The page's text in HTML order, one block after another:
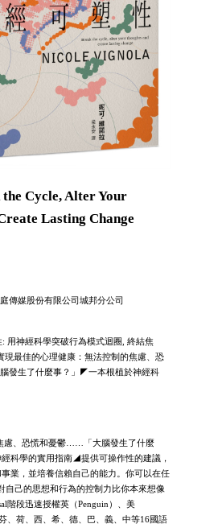
Cycle, Alter Your
Lasting Change
傳媒股份有限公司城邦分公司
: 用神經科學突破行為模式迴圈, 終結焦
現最佳的心理健康：無法控制的焦慮、恐
發生了什麼事？」◤一本根植於神經科
慮、恐慌和憂鬱……「大腦發生了什麼
科學的實用指南◢提供可操作性的建議，
業，並培養信賴自己的能力。你可以在任
自己的思想和行為的控制力比你本來想像
階段迅速授權英（Penguin）、美
芬、荷、西、希、德、巴、義、中等16國語